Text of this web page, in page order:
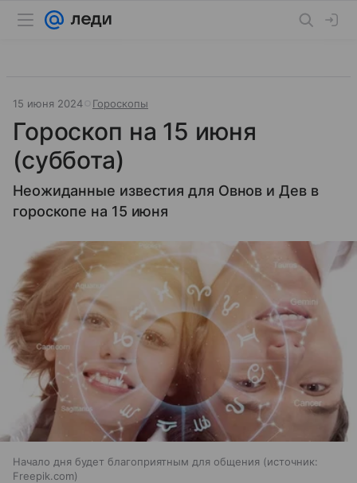
15 июня 2024 Гороскопы
Гороскоп на 15 июня
(суббота)
Неожиданные известия для Овнов и Дев в
гороскопе на 15 июня
Начало дня будет благоприятным для общения
источник:
Freepik.com